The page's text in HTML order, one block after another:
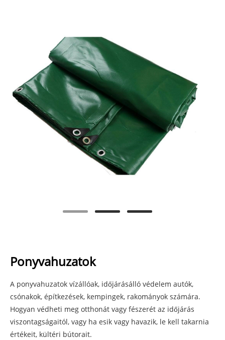
Ponyvahuzatok
A ponyvahuzatok vízállóak, időjárásálló védelem autók,
csónakok, építkezések, kempingek, rakományok számára.
Hogyan védheti meg otthonát vagy fészerét az időjárás
viszontagságaitól, vagy ha esik vagy havazik, le kell takarnia
értékeit, kültéri bútorait.